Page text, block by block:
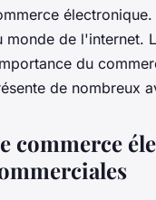
monde de l'internet.
du
de nombreux
commerce